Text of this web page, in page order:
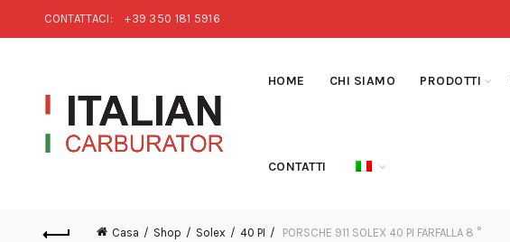
CONTATTACI: +39 350 181 5916
HOME CHI SIAMO PRODOTTI
CONTATTI
Casa Shop Solex 40 PI PORSCHE 911 SOLEX 40 PI FARFALLA 8 °